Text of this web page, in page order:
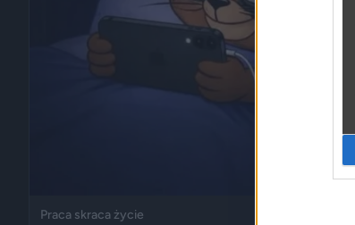
Praca skraca życie